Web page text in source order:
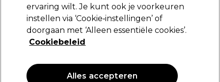
Wella Eimi Thermal Image 150ml
17,20 €
PROMOTIE
ervaring wilt. Je kunt ook je voorkeuren
instellen via ‘Cookie‑instellingen’ of
doorgaan met ‘Alleen essentiële cookies’.
Cookiebeleid
Alles accepteren